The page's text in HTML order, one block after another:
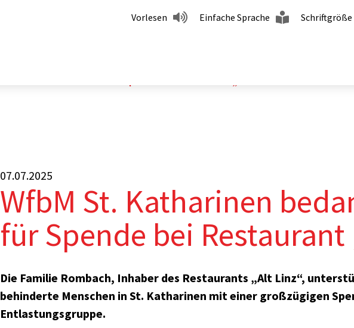
Vorlesen Einfache Sprache Schriftgröße
07.07.2025
WfbM St. Katharinen
für Spende bei Restaurant
Die Familie Rombach, Inhaber des Restaurants „Alt Linz“,
behinderte Menschen in St. Katharinen mit einer großzügigen
Entlastungsgruppe.